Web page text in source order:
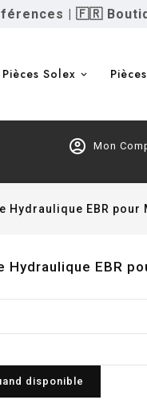
| 🇫🇷
Pièces Solex
account_circle Mon
EBR pour
EBR
disponible